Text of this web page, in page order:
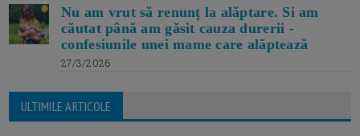
Nu am vrut să renunț la alăptare. Si am
căutat până am găsit cauza durerii -
confesiunile unei mame care alăptează
27/3/2026
ULTIMILE ARTICOLE